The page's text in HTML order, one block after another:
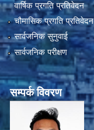
वार्षिक प्रगति प्रतिवेदन
चौमासिक प्रगति प्रतिवेदन
सार्वजनिक सुनुवाई
सार्वजनिक परीक्षण
सम्पर्क विवरण